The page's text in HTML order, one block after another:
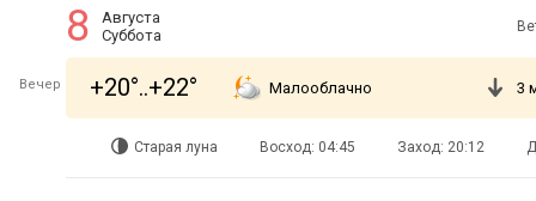
8
Августа
Суббота
Вечер +20°..+22° Малооблачно 3
Старая луна Восход: 04:45 Заход: 20:12